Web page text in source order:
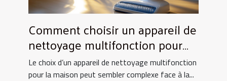
Comment choisir un appareil de
nettoyage multifonction pour
votre maison ?
Le choix d’un appareil de nettoyage multifonction
pour la maison peut sembler complexe face à la...